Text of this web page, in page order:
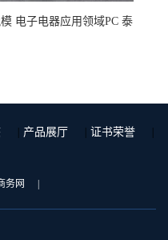
电子电器应用领域PC 泰
产品展厅 证书荣誉
务网